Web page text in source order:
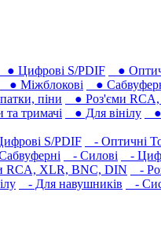
● Цифрові S/PDIF ●
● Міжблокові ●
піни ● Роз'єми
тримачі ● Для вінілу ●
S/PDIF - Оптичні
- Силові -
RCA, XLR, BNC, DIN -
- Для навушників‎ -